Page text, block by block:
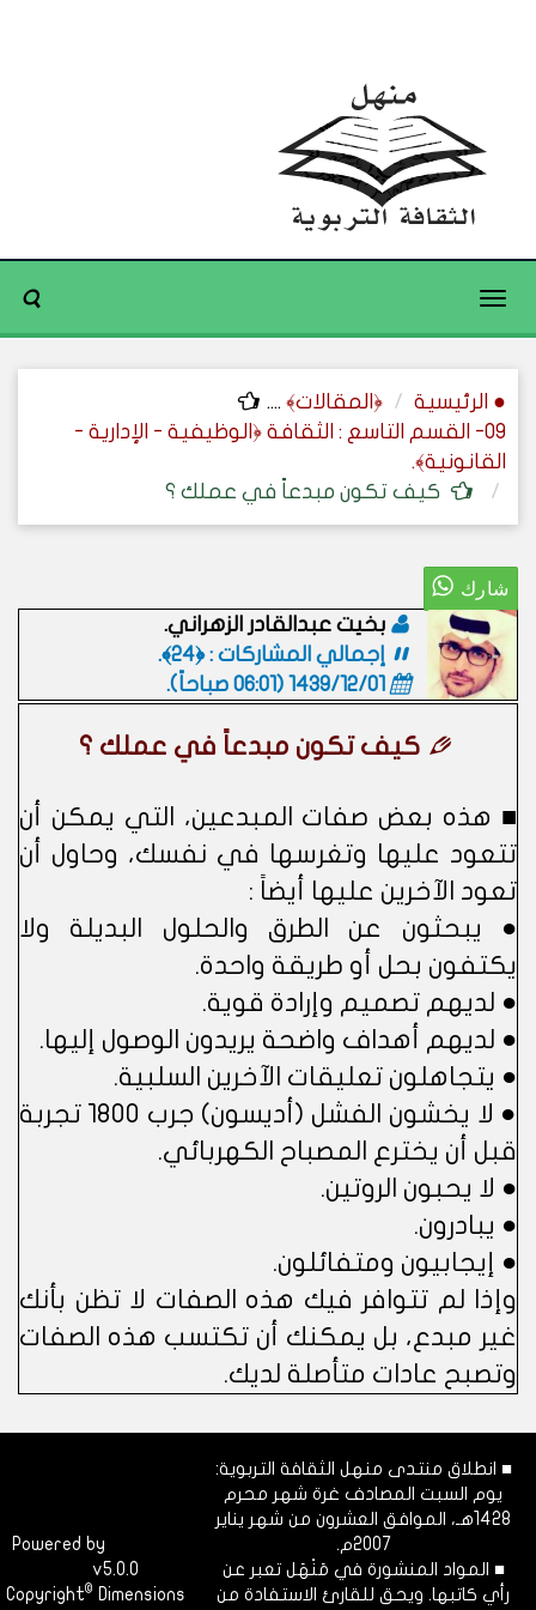
Toggle
● الرئيسية ﴿المقالات﴾ ....
09- القسم التاسع : الثقافة ﴿الوظيفية - الإدارية -
القانونية﴾.
كيف تكون مبدعاً في عملك ؟
بخيت عبدالقادر الزهراني.
إجمالي المشاركات : ﴿24﴾.
1439/12/01 (06:01 صباحاً)
.
كيف تكون مبدعاً في عملك ؟
■ هذه بعض صفات المبدعين، التي يمكن أن
تتعود عليها وتغرسها في نفسك، وحاول أن
تعود الآخرين عليها أيضاً :
● يبحثون عن الطرق والحلول البديلة ولا
يكتفون بحل أو طريقة واحدة.
● لديهم تصميم وإرادة قوية.
● لديهم أهداف واضحة يريدون الوصول إليها.
● يتجاهلون تعليقات الآخرين السلبية.
● لا يخشون الفشل (أديسون) جرب 1800 تجربة
قبل أن يخترع المصباح الكهربائي.
● لا يحبون الروتين.
● يبادرون.
● إيجابيون ومتفائلون.
وإذا لم تتوافر فيك هذه الصفات لا تظن بأنك
غير مبدع، بل يمكنك أن تكتسب هذه الصفات
وتصبح عادات متأصلة لديك.
■ انطلاق منتدى منهل الثقافة التربوية:
يوم السبت المصادف غرة شهر محرم
1428هـ، الموافق العشرون من شهر يناير
2007م.
■ المواد المنشورة في مَنْهَل تعبر عن
رأي كاتبها. ويحق للقارئ الاستفادة من
Powered by
v5.0.0
Copyright© Dimensions